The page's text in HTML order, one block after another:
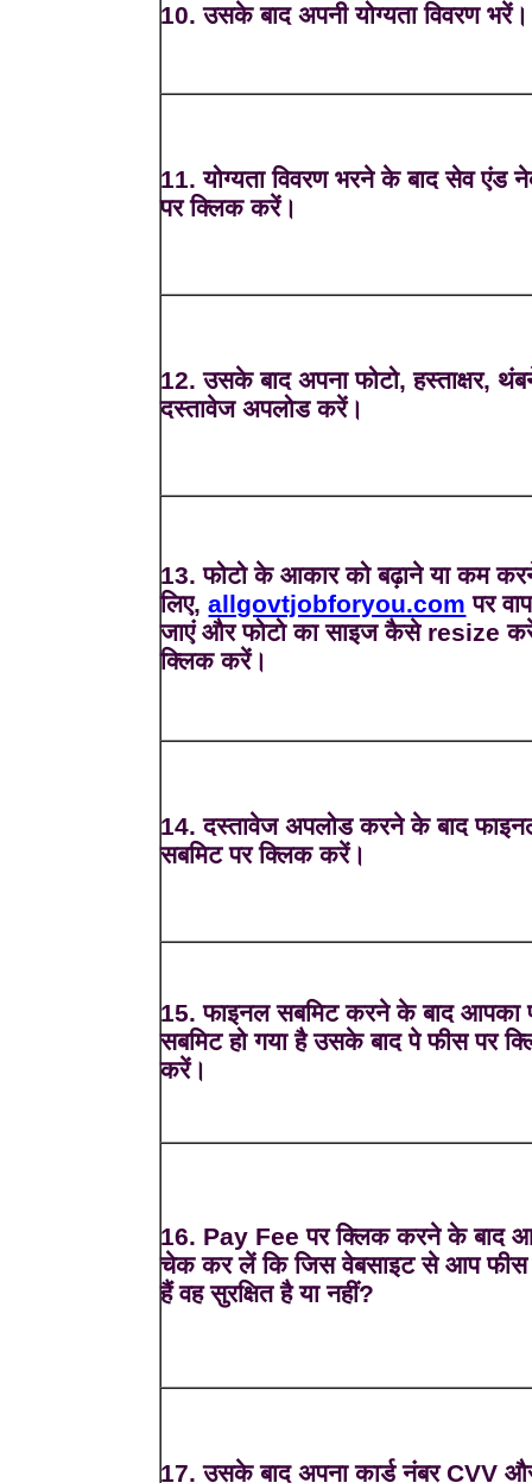
10. उसके बाद अपनी योग्यता विवरण भरें।
11. योग्यता विवरण भरने के बाद सेव एंड
पर क्लिक करें।
12. उसके बाद अपना फोटो, हस्ताक्षर,
दस्तावेज अपलोड करें।
13. फोटो के आकार को बढ़ाने या कम
लिए,allgovtjobforyou.com पर
जाएं और फोटो का साइज कैसे resize
क्लिक करें।
14. दस्तावेज अपलोड करने के बाद
सबमिट पर क्लिक करें।
15. फाइनल सबमिट करने के बाद आपका
सबमिट हो गया है उसके बाद पे फीस पर
करें।
16. Pay Fee पर क्लिक करने के बाद
चेक कर लें कि जिस वेबसाइट से आप फीस
हैं वह सुरक्षित है या नहीं?
17. उसके बाद अपना कार्ड नंबर CVV